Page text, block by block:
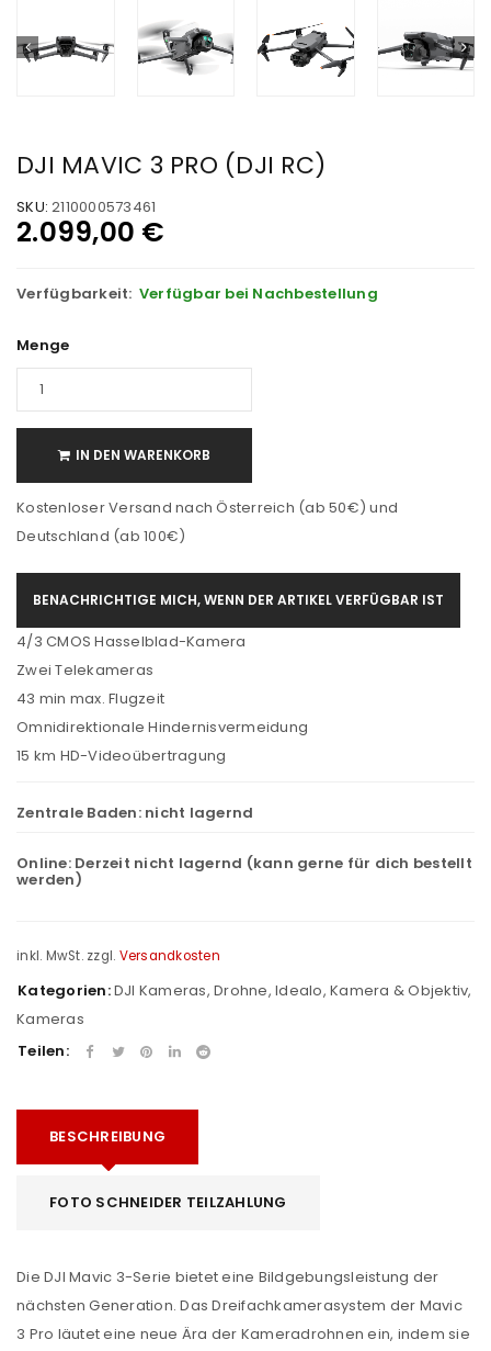
DJI MAVIC 3 PRO (DJI RC)
SKU: 2110000573461
2.099,00 €
Verfügbarkeit: Verfügbar bei Nachbestellung
Menge
IN DEN WARENKORB
Kostenloser Versand nach Österreich (ab 50€) und
Deutschland (ab 100€)
BENACHRICHTIGE MICH, WENN DER ARTIKEL VERFÜGBAR IST
4/3 CMOS Hasselblad-Kamera
Zwei Telekameras
43 min max. Flugzeit
Omnidirektionale Hindernisvermeidung
15 km HD-Videoübertragung
Zentrale Baden: nicht lagernd
Online: Derzeit nicht lagernd (kann gerne für dich bestellt
werden)
inkl. MwSt. zzgl. Versandkosten
Kategorien:DJI Kameras, Drohne, Idealo, Kamera & Objektiv,
Kameras
Teilen:
BESCHREIBUNG
FOTO SCHNEIDER TEILZAHLUNG
Die DJI Mavic 3-Serie bietet eine Bildgebungsleistung der
nächsten Generation. Das Dreifachkamerasystem der Mavic
3 Pro läutet eine neue Ära der Kameradrohnen ein, indem sie